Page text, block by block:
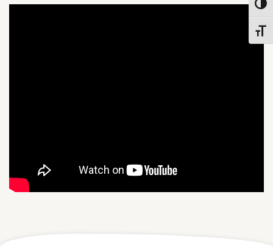
הפעל/כבה ניגודיות גבוהה
מתג גודל גופן